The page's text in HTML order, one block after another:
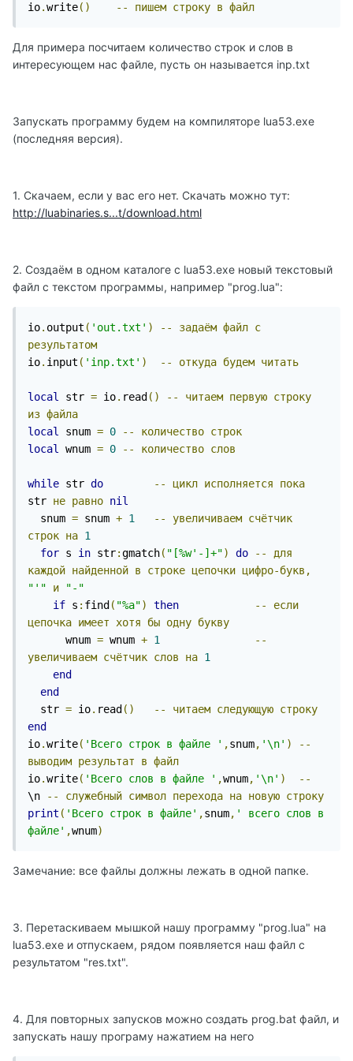
io.write() -- пишем строку в файл
Для примера посчитаем количество строк и слов в
интересующем нас файле, пусть он называется inp.txt
Запускать программу будем на компиляторе lua53.exe
(последняя версия).
1. Скачаем, если у вас его нет. Скачать можно тут:
http://luabinaries.s...t/download.html
2. Создаём в одном каталоге с lua53.exe новый текстовый
файл с текстом программы, например "prog.lua":
io. output ( 'out.txt' ) -- задаём файл с
результатом
io. input ( 'inp.txt' ) -- откуда будем читать
local str = io. read () -- читаем первую строку
из файла
local snum = 0 -- количество строк
local wnum = 0 -- количество слов
while str do -- цикл исполняется
пока
str не равно nil
snum = snum + 1 -- увеличиваем счётчик
строк на 1
for s in str:gmatch( "[%w'-]+") do --
для
каждой найденной в строке цепочки цифро-букв,
"'"
и
"-"
if s : find ( "%a") then --
если
цепочка имеет хотя бы одну букву
wnum = wnum + 1
--
увеличиваем счётчик слов на 1
end
end
str = io. read () -- читаем следующую строку
end
io.write( 'Всего строк в файле ' ,snum, '\n' )
--
выводим результат в файл
io.write( 'Bсего слов в файле ' ,wnum, '\n' )
--
\n
-- служебный символ перехода на новую строку
print ( 'Всего строк в файле' ,snum, ' всего слов в
файле' ,wnum)
Замечание: все файлы должны лежать в одной папке.
3. Перетаскиваем мышкой нашу программу "prog.lua" на
lua53.exe и отпускаем, рядом появляется наш файл с
результатом "res.txt".
4. Для повторных запусков можно создать prog.bat файл, и
запускать нашу програму нажатием на него